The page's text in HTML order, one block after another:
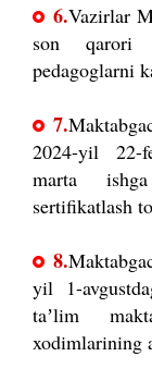
6.Vazirlar
son qarori
pedagoglarni
7.
2024-yil 22-
marta
sertifikatlash
8.
yil 1-
taʼlim
xodimlarining